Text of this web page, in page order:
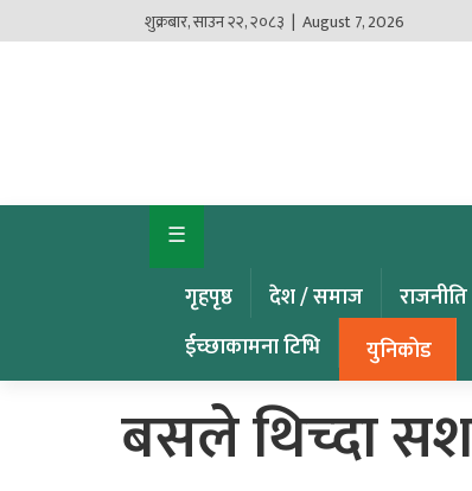
शुक्रबार,साउन२२,२०८३ | August 7, 2026
समाज
अर्थ
☰
गृहपृष्ठ
देश / समाज राजनीति
ईच्छाकामना टिभि
युनिकोड
बसले थिच्दा